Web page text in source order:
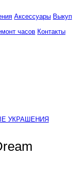
Аксессуары Выкуп
часов Контакты
УКРАШЕНИЯ